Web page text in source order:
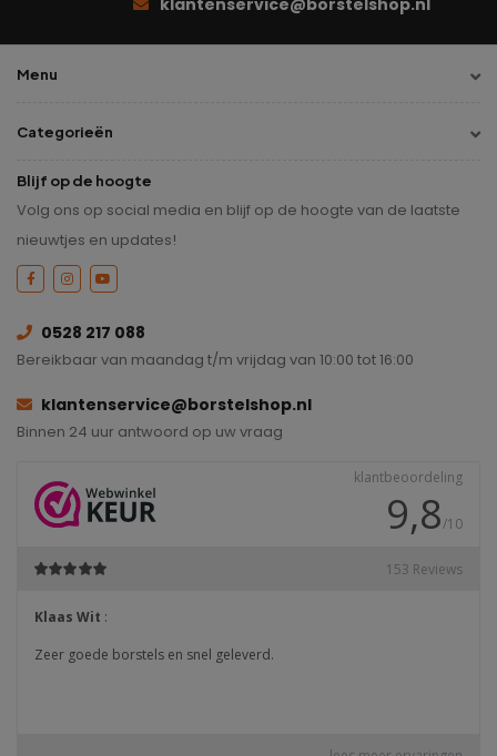
klantenservice@borstelshop.nl
Menu
Categorieën
Blijf op de hoogte
Volg ons op social media en blijf op de hoogte van de laatste
nieuwtjes en updates!
0528 217 088
Bereikbaar van maandag t/m vrijdag van 10:00 tot 16:00
klantenservice@borstelshop.nl
Binnen 24 uur antwoord op uw vraag